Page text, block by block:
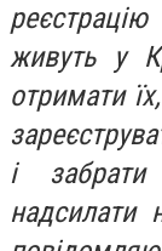
живуть у
отримати
і
надсилати